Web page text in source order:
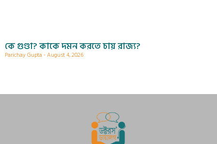
কে গুণ্ডা? কাকে দমন করতে চায় রাজ্য?
Parichay Gupta August 4, 2026